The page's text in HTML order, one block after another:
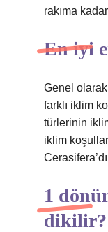
rakıma
En iyi
Genel
farklı iklim
türlerinin
iklim
1
dikilir?